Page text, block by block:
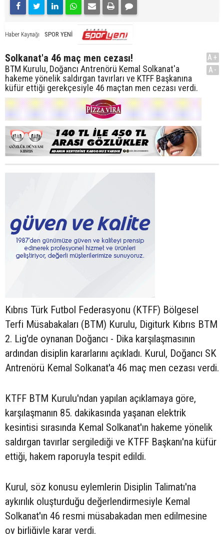
Haber Kaynağı SPOR YENİ
Solkanat'a 46 maç men cezası!
BTM Kurulu, Doğancı Antrenörü Kemal Solkanat'a
hakeme yönelik saldırgan tavırları ve KTFF Başkanına
küfür ettiği gerekçesiyle 46 maçtan men cezası verdi.
A+
A-
Kıbrıs Türk Futbol Federasyonu (KTFF) Bölgesel
Terfi Müsabakaları (BTM) Kurulu, Digiturk Kıbrıs BTM
2. Lig'de oynanan Doğancı - Dika karşılaşmasının
ardından disiplin kararlarını açıkladı. Kurul, Doğancı SK
Antrenörü Kemal Solkanat'a 46 maç men cezası verdi.
KTFF BTM Kurulu'ndan yapılan açıklamaya göre,
karşılaşmanın 85. dakikasında yaşanan elektrik
kesintisi sırasında Kemal Solkanat'ın hakeme yönelik
saldırgan tavırlar sergilediği ve KTFF Başkanı'na küfür
ettiği, hakem raporuyla tespit edildi.
Kurul, söz konusu eylemlerin Disiplin Talimatı'na
aykırılık oluşturduğu değerlendirmesiyle Kemal
Solkanat'ın 46 resmi müsabakadan men edilmesine
oy birliğiyle karar verdi.